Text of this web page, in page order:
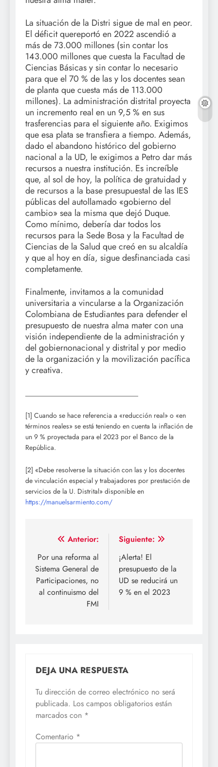
La situación de la Distri sigue de mal en peor.
El déficit quereportó en 2022 ascendió a
más de 73.000 millones (sin contar los
143.000 millones que cuesta la Facultad de
Ciencias Básicas y sin contar lo necesario
para que el 70 % de las y los docentes sean
de planta que cuesta más de 113.000
millones). La administración distrital proyecta
un incremento real en un 9,5 % en sus
trasferencias para el siguiente año. Exigimos
que esa plata se transfiera a tiempo. Además,
dado el abandono histórico del gobierno
nacional a la UD, le exigimos a Petro dar más
recursos a nuestra institución. Es increíble
que, al sol de hoy, la política de gratuidad y
de recursos a la base presupuestal de las IES
públicas del autollamado «gobierno del
cambio» sea la misma que dejó Duque.
Como mínimo, debería dar todos los
recursos para la Sede Bosa y la Facultad de
Ciencias de la Salud que creó en su alcaldía
y que al hoy en día, sigue desfinanciada casi
completamente.
Finalmente, invitamos a la comunidad
universitaria a vincularse a la Organización
Colombiana de Estudiantes para defender el
presupuesto de nuestra alma mater con una
visión independiente de la administración y
del gobiernonacional y distrital y por medio
de la organización y la movilización pacífica
y creativa.
[1] Cuando se hace referencia a «reducción real» o «en
términos reales» se está teniendo en cuenta la inflación de
un 9 % proyectada para el 2023 por el Banco de la
República.
[2] «Debe resolverse la situación con las y los docentes
de vinculación especial y trabajadores por prestación de
servicios de la U. Distrital» disponible en
https://manuelsarmiento.com/
Navegación
de
entradas
Anterior:
Por una reforma al
Sistema General de
Participaciones, no
al continuismo del
FMI
Siguiente:
¡Alerta! El
presupuesto de la
UD se reducirá un
9 % en el 2023
DEJA UNA RESPUESTA
Tu dirección de correo electrónico no será
publicada. Los campos obligatorios están
marcados con *
Comentario *